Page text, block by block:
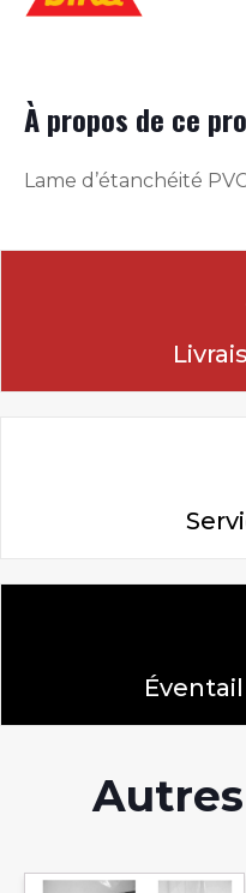
À propos de ce
Lame d’étanchéité